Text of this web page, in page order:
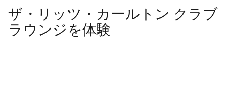
ザ・リッツ・カールトン クラブ
ラウンジを体験